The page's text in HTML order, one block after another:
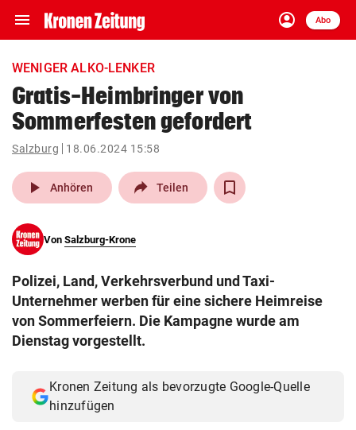
menu Navigation
ein-/ausklappen
account_circle
Anmelden
Abo
close Schließen
account_circle Anmelden
arrow_right
pin_drop
Wien arrow_right
search
eingeben
Muthgasse 2, 1190 Wien
WENIGER ALKO-LENKER
Gratis-Heimbringer von
Sommerfesten gefordert
Salzburg 18.06.2024 15:58
play_arrow Anhören Teilen
Von Salzburg-Krone
Polizei, Land, Verkehrsverbund und Taxi-
Unternehmer werben für eine sichere Heimreise
von Sommerfeiern. Die Kampagne wurde am
Dienstag vorgestellt.
Kronen Zeitung als bevorzugte Google-Quelle
hinzufügen